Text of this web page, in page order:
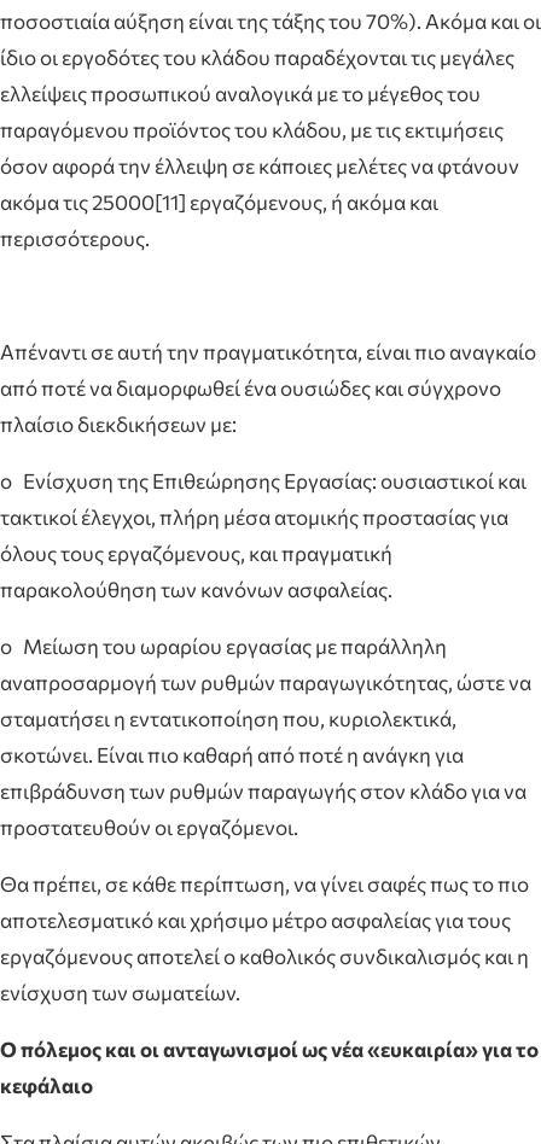
ποσοστιαία αύξηση είναι της τάξης του 70%). Ακόμα και οι
ίδιο οι εργοδότες του κλάδου παραδέχονται τις μεγάλες
ελλείψεις προσωπικού αναλογικά με το μέγεθος του
παραγόμενου προϊόντος του κλάδου, με τις εκτιμήσεις
όσον αφορά την έλλειψη σε κάποιες μελέτες να φτάνουν
ακόμα τις 25000[11] εργαζόμενους, ή ακόμα και
περισσότερους.
Απέναντι σε αυτή την πραγματικότητα, είναι πιο αναγκαίο
από ποτέ να διαμορφωθεί ένα ουσιώδες και σύγχρονο
πλαίσιο διεκδικήσεων με:
o Ενίσχυση της Επιθεώρησης Εργασίας: ουσιαστικοί και
τακτικοί έλεγχοι, πλήρη μέσα ατομικής προστασίας για
όλους τους εργαζόμενους, και πραγματική
παρακολούθηση των κανόνων ασφαλείας.
o Μείωση του ωραρίου εργασίας με παράλληλη
αναπροσαρμογή των ρυθμών παραγωγικότητας, ώστε να
σταματήσει η εντατικοποίηση που, κυριολεκτικά,
σκοτώνει. Είναι πιο καθαρή από ποτέ η ανάγκη για
επιβράδυνση των ρυθμών παραγωγής στον κλάδο για να
προστατευθούν οι εργαζόμενοι.
Θα πρέπει, σε κάθε περίπτωση, να γίνει σαφές πως το πιο
αποτελεσματικό και χρήσιμο μέτρο ασφαλείας για τους
εργαζόμενους αποτελεί ο καθολικός συνδικαλισμός και η
ενίσχυση των σωματείων.
Ο πόλεμος και οι ανταγωνισμοί ως νέα «ευκαιρία» για το
κεφάλαιο